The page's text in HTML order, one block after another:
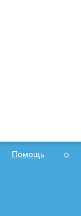
Помощь